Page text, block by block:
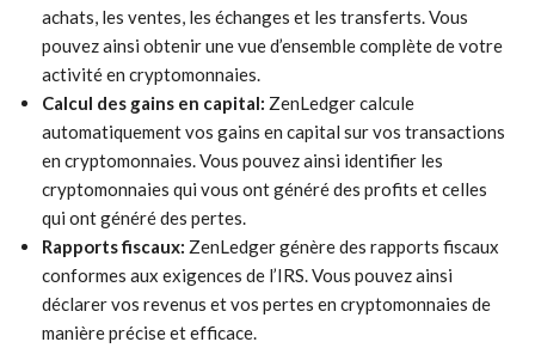
achats, les ventes, les échanges et les transferts. Vous
pouvez ainsi obtenir une vue d’ensemble complète de votre
activité en cryptomonnaies.
Calcul des gains en capital: ZenLedger calcule
automatiquement vos gains en capital sur vos transactions
en cryptomonnaies. Vous pouvez ainsi identifier les
cryptomonnaies qui vous ont généré des profits et celles
qui ont généré des pertes.
Rapports fiscaux: ZenLedger génère des rapports fiscaux
conformes aux exigences de l’IRS. Vous pouvez ainsi
déclarer vos revenus et vos pertes en cryptomonnaies de
manière précise et efficace.